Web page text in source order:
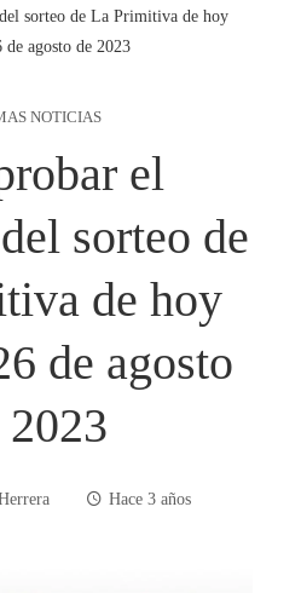
sorteo de La Primitiva de hoy
de agosto de 2023
NOTICIAS
el
sorteo de
de hoy
de agosto
2023
Hace 3 años